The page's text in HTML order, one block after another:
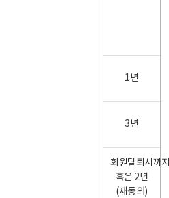
1년
3년
회원탈퇴시까
혹은 2년
(재동의)